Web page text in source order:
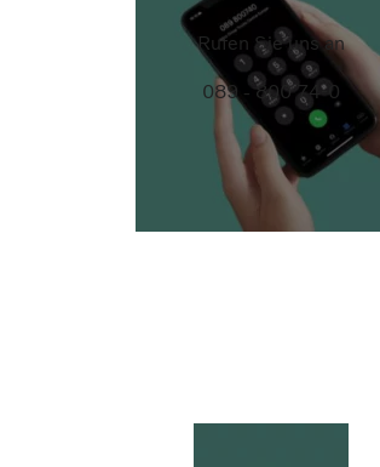
Rufen Sie uns an
089 - 800 74-0